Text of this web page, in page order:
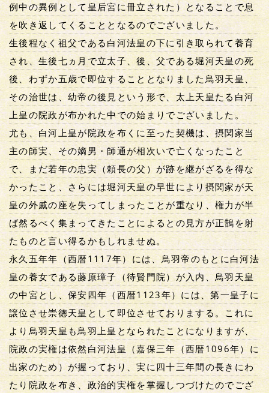
例中の異例として皇后宮に冊立された）となることで息
を吹き返してくることとなるのでございました。
生後程なく祖父である白河法皇の下に引き取られて養育
され、生後七ヵ月で立太子、後、父である堀河天皇の死
後、わずか五歳で即位することとなりました鳥羽天皇、
その治世は、幼帝の後見という形で、太上天皇たる白河
上皇の院政が布かれた中での始まりでございました。
尤も、白河上皇が院政を布くに至った契機は、摂関家当
主の師実、その嫡男・師通が相次いで亡くなったこと
で、まだ若年の忠実（頼長の父）が跡を継がざるを得な
かったこと、さらには堀河天皇の早世により摂関家が天
皇の外戚の座を失ってしまったことが重なり、権力が半
ば然るべく集まってきたことによるとの見方が正鵠を射
たものと言い得るかもしれませぬ。
永久五年年（西暦1117年）には、鳥羽帝のもとに白河法
皇の養女である藤原璋子（待賢門院）が入内、鳥羽天皇
の中宮とし、保安四年（西暦1123年）には、第一皇子に
譲位させ崇徳天皇として即位させておりまする。これに
より鳥羽天皇も鳥羽上皇となられたことになりますが、
院政の実権は依然白河法皇（嘉保三年（西暦1096年）に
出家のため）が握っており、実に四十三年間の長きにわ
たり院政を布き、政治的実権を掌握しつづけたのでござ